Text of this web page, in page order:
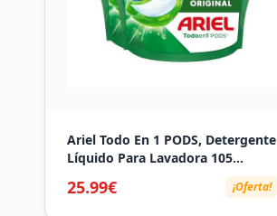
Ariel Todo En 1 PODS, Detergente
Líquido Para Lavadora 105
Capsulas/Pastillas, Original, 5
Acciones Para Una Limpieza
25.99€ ¡Oferta!